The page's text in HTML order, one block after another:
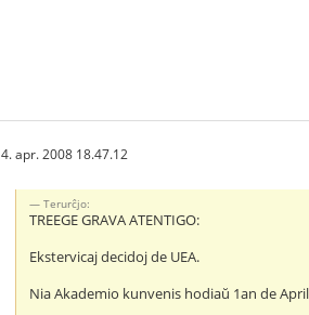
4. apr. 2008 18.47.12
Terurĉjo:
TREEGE GRAVA ATENTIGO:
Ekstervicaj decidoj de UEA.
Nia Akademio kunvenis hodiaŭ 1an de